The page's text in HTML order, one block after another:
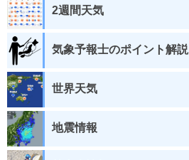
2週間天気
気象予報士のポイント解説
世界天気
地震情報